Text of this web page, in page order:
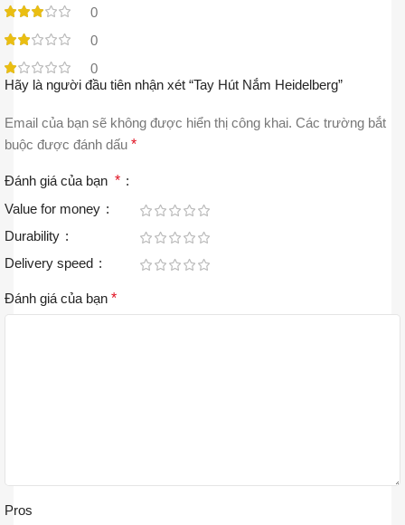
0
0
0
Hãy là người đầu tiên nhận xét “Tay Hút Nắm Heidelberg”
Email của bạn sẽ không được hiển thị công khai. Các trường bắt
buộc được đánh dấu *
Đánh giá của bạn *
Value for money
Durability
Delivery speed
Đánh giá của bạn *
Pros